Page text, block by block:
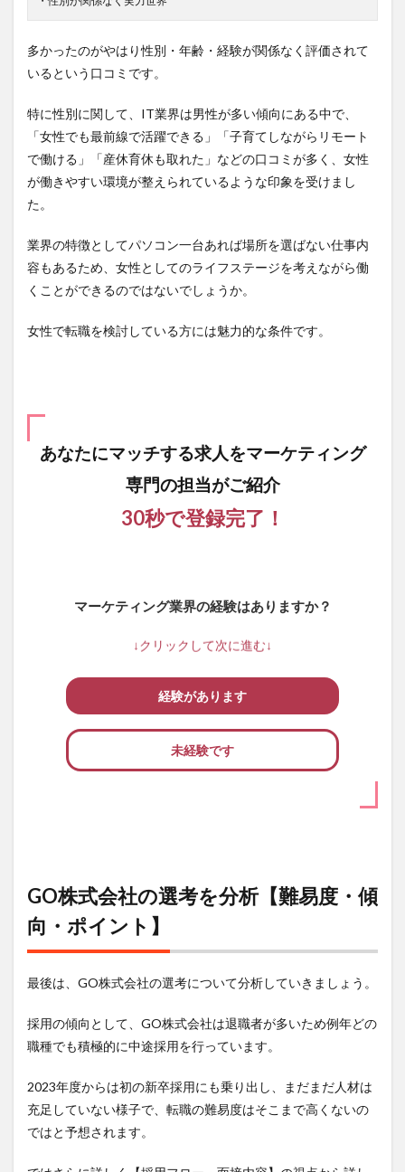
多かったのがやはり性別・年齢・経験が関係なく評価されて
いるという口コミです。
特に性別に関して、IT業界は男性が多い傾向にある中で、
「女性でも最前線で活躍できる」「子育てしながらリモート
で働ける」「産休育休も取れた」などの口コミが多く、女性
が働きやすい環境が整えられているような印象を受けまし
た。
業界の特徴としてパソコン一台あれば場所を選ばない仕事内
容もあるため、女性としてのライフステージを考えながら働
くことができるのではないでしょうか。
女性で転職を検討している方には魅力的な条件です。
あなたにマッチする求人をマーケティング
専門の担当がご紹介
30秒で登録完了！
マーケティング業界の経験はありますか？
↓クリックして次に進む↓
経験があります
未経験です
GO株式会社の選考を分析【難易度・傾
向・ポイント】
最後は、GO株式会社の選考について分析していきましょう。
採用の傾向として、GO株式会社は退職者が多いため例年どの
職種でも積極的に中途採用を行っています。
2023年度からは初の新卒採用にも乗り出し、まだまだ人材は
充足していない様子で、転職の難易度はそこまで高くないの
ではと予想されます。